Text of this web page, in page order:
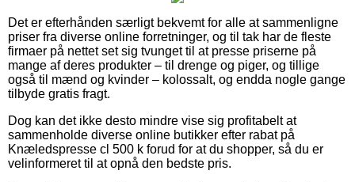
Det er efterhånden særligt bekvemt for alle at sammenligne
priser fra diverse online forretninger, og til tak har de fleste
firmaer på nettet set sig tvunget til at presse priserne på
mange af deres produkter – til drenge og piger, og tillige
også til mænd og kvinder – kolossalt, og endda nogle gange
tilbyde gratis fragt.
Dog kan det ikke desto mindre vise sig profitabelt at
sammenholde diverse online butikker efter rabat på
Knæledspresse cl 500 k forud for at du shopper, så du er
velinformeret til at opnå den bedste pris.